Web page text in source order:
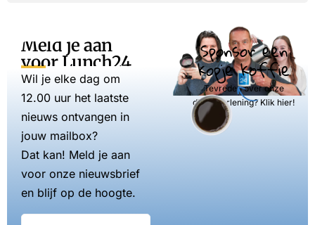
Meld je aan
voor Lunch24
Wil je elke dag om
12.00 uur het laatste
nieuws ontvangen in
jouw mailbox?
Dat kan! Meld je aan
voor onze nieuwsbrief
en blijf op de hoogte.
Sponsor een
kopje koffie
Tevreden over onze
dienstverlening? Klik hier!